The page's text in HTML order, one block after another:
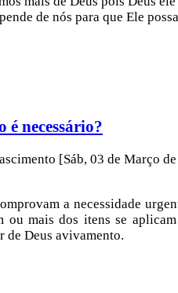
de nós para que Ele possa
é necessário?
[Sáb, 03 de Março de
a necessidade
ou mais dos itens se
de Deus avivamento.